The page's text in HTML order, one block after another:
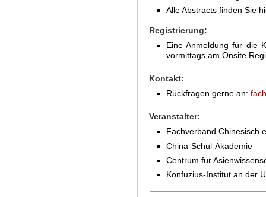
Alle Abstracts finden Sie
Registrierung:
Eine Anmeldung für die
vormittags am Onsite
Kontakt:
Rückfragen gerne an:
Veranstalter:
Fachverband Chinesisch
China-Schul-Akademie
Centrum für
Konfuzius-Institut an der